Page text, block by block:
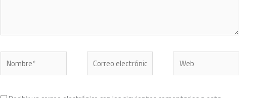
Nombre* Correo
electrónico*
Web